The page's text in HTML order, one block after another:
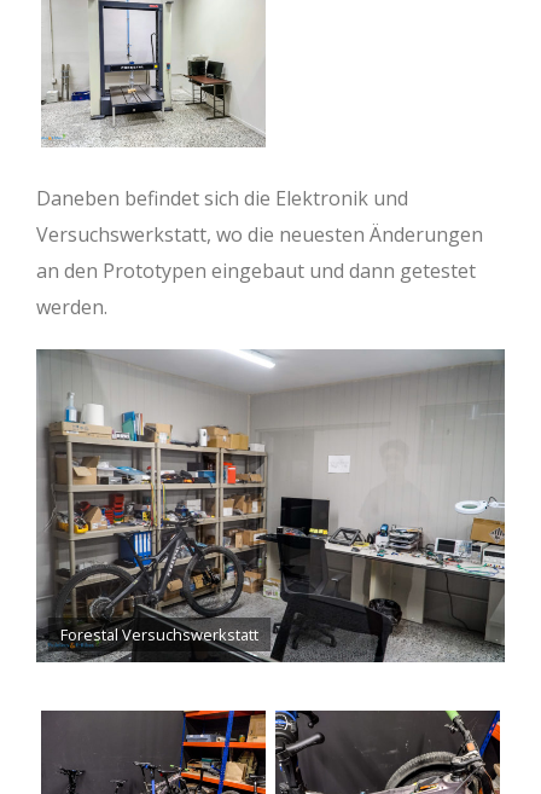
Daneben befindet sich die Elektronik und
Versuchswerkstatt, wo die neuesten Änderungen
an den Prototypen eingebaut und dann getestet
werden.
Forestal Versuchswerkstatt